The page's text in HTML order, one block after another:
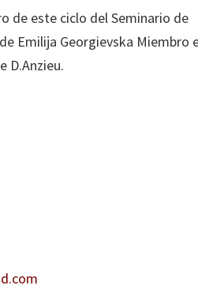
de este ciclo del Seminario de
Emilija Georgievska Miembro
D.Anzieu.